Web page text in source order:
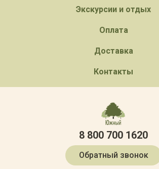
Экскурсии и отдых
Оплата
Доставка
Контакты
8 800 700 1620
Обратный звонок